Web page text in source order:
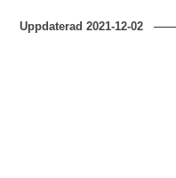
Uppdaterad2021-12-02